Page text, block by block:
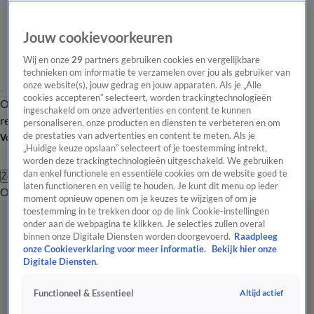
Overzicht Laatste nieuws Regionieuws Het beste van Hart
Tip de
redactie
Volg Hart van Nederland
Zoeken
OverzichtRegioUitzendingenWeerTip de redactiePanelVideo's
Jouw cookievoorkeuren
Wij en onze29 partners gebruiken cookies en vergelijkbare
technieken om informatie te verzamelen over jou als gebruiker van
onze website(s), jouw gedrag en jouw apparaten. Als je „Alle
cookies accepteren” selecteert, worden trackingtechnologieën
ingeschakeld om onze advertenties en content te kunnen
personaliseren, onze producten en diensten te verbeteren en om
de prestaties van advertenties en content te meten. Als je
„Huidige keuze opslaan” selecteert of je toestemming intrekt,
worden deze trackingtechnologieën uitgeschakeld. We gebruiken
dan enkel functionele en essentiële cookies om de website goed te
laten functioneren en veilig te houden. Je kunt dit menu op ieder
moment opnieuw openen om je keuzes te wijzigen of om je
toestemming in te trekken door op de link Cookie-instellingen
onder aan de webpagina te klikken. Je selecties zullen overal
binnen onze Digitale Diensten worden doorgevoerd. Raadpleeg
onze Cookieverklaring voor meer informatie.
Bekijk hier onze
Digitale Diensten.
Functioneel & Essentieel Altijd actief